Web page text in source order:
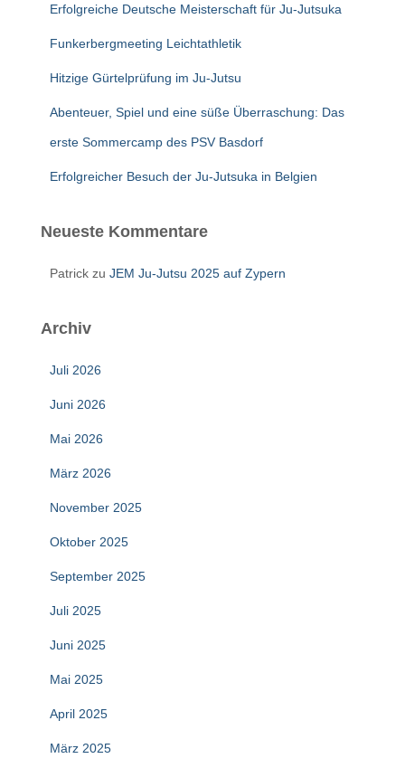
Erfolgreiche Deutsche Meisterschaft für Ju-Jutsuka
Funkerbergmeeting Leichtathletik
Hitzige Gürtelprüfung im Ju-Jutsu
Abenteuer, Spiel und eine süße Überraschung: Das
erste Sommercamp des PSV Basdorf
Erfolgreicher Besuch der Ju-Jutsuka in Belgien
Neueste Kommentare
Patrick zu JEM Ju-Jutsu 2025 auf Zypern
Archiv
Juli 2026
Juni 2026
Mai 2026
März 2026
November 2025
Oktober 2025
September 2025
Juli 2025
Juni 2025
Mai 2025
April 2025
März 2025